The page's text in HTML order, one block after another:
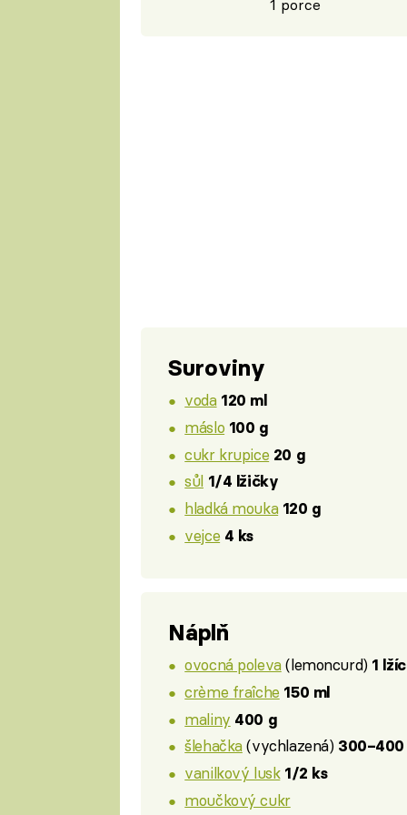
1 porce
Suroviny
voda 120 ml
máslo 100 g
cukr krupice 20 g
sůl 1/4 lžičky
hladká mouka 120 g
vejce 4 ks
Náplň
ovocná poleva(lemoncurd) 1
crème fraîche 150 ml
maliny 400 g
šlehačka(vychlazená) 300–400
vanilkový lusk 1/2 ks
moučkový cukr